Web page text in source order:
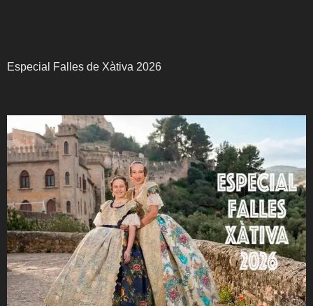
Especial Falles de Xàtiva 2026